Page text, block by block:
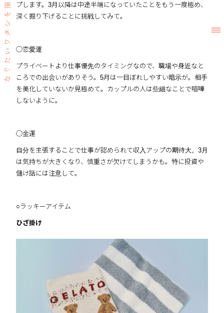
プします。3月以降は中途半端になっていたことをもう一度極め、
深く掘り下げることに挑戦してみて。
◯恋愛運
プライベートより仕事優先のタイミングなので、職場や身近なと
ころでの出会いがありそう。5月は一目ぼれしやすい暗示が。相手
を美化していないか見極めて。カップルの人は些細なことで喧嘩
しないように。
◯金運
自分を主張することで仕事が認められて収入アップの期待大。3月
は気持ちが大きくなり、慎重さが欠けてしまうかも。特に投資や
儲け話には注意して。
○ラッキーアイテム
ひざ掛け